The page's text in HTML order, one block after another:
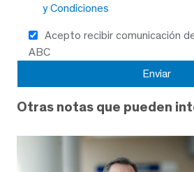
y Condiciones
Acepto recibir comunicación
ABC
Otras notas que pueden